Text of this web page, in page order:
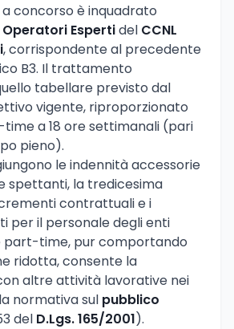
concorso è inquadrato
Espertidel CCNL
, corrispondente al precedente
B3. Il trattamento
tabellare previsto dal
vigente, riproporzionato
a 18 ore settimanali (pari
pieno).
le indennità accessorie
spettanti, la tredicesima
contrattuali e i
per il personale degli enti
part-time, pur comportando
ridotta, consente la
altre attività lavorative nei
normativa sul pubblico
del D.Lgs. 165/2001).